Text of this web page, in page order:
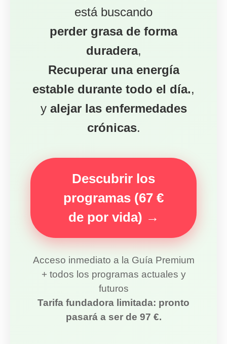
está buscando
perder grasa de forma
duradera,
Recuperar una energía
estable durante todo el día.,
y alejar las enfermedades
crónicas.
Descubrir los
programas (67 €
de por vida) →
Acceso inmediato a la Guía Premium
+ todos los programas actuales y
futuros
Tarifa fundadora limitada: pronto
pasará a ser de 97 €.